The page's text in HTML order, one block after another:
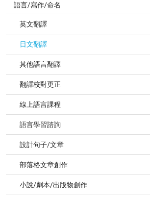
語言/寫作/命名
英文翻譯
日文翻譯
其他語言翻譯
翻譯校對更正
線上語言課程
語言學習諮詢
設計句子/文章
部落格文章創作
小說/劇本/出版物創作